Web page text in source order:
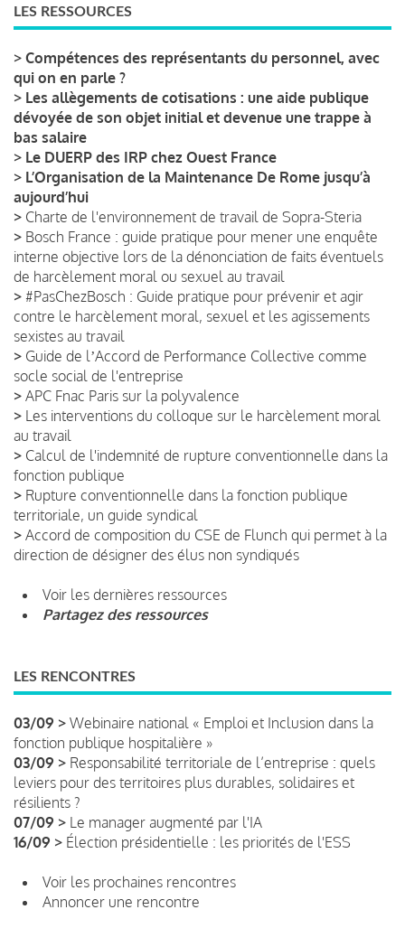
LES RESSOURCES
> Compétences des représentants du personnel, avec
qui on en parle ?
> Les allègements de cotisations : une aide publique
dévoyée de son objet initial et devenue une trappe à
bas salaire
> Le DUERP des IRP chez Ouest France
> L’Organisation de la Maintenance De Rome jusqu’à
aujourd’hui
> Charte de l'environnement de travail de Sopra-Steria
> Bosch France : guide pratique pour mener une enquête
interne objective lors de la dénonciation de faits éventuels
de harcèlement moral ou sexuel au travail
> #PasChezBosch : Guide pratique pour prévenir et agir
contre le harcèlement moral, sexuel et les agissements
sexistes au travail
> Guide de lʼAccord de Performance Collective comme
socle social de l'entreprise
> APC Fnac Paris sur la polyvalence
> Les interventions du colloque sur le harcèlement moral
au travail
> Calcul de l'indemnité de rupture conventionnelle dans la
fonction publique
> Rupture conventionnelle dans la fonction publique
territoriale, un guide syndical
> Accord de composition du CSE de Flunch qui permet à la
direction de désigner des élus non syndiqués
Voir les dernières ressources
Partagez des ressources
LES RENCONTRES
03/09 > Webinaire national « Emploi et Inclusion dans la
fonction publique hospitalière »
03/09 > Responsabilité territoriale de l’entreprise : quels
leviers pour des territoires plus durables, solidaires et
résilients ?
07/09 > Le manager augmenté par l'IA
16/09 > Élection présidentielle : les priorités de l'ESS
Voir les prochaines rencontres
Annoncer une rencontre